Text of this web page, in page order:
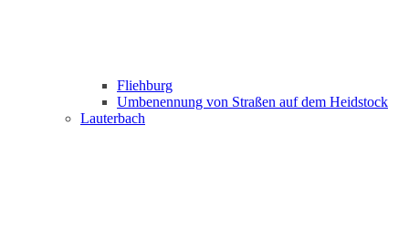
Fliehburg
Umbenennung von Straßen auf dem Heidstock
Lauterbach